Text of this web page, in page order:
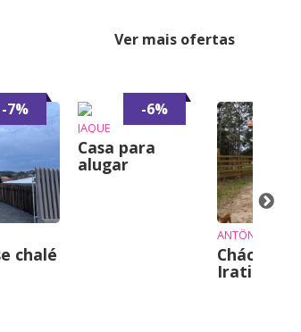
Ver mais ofertas
-7%
chalé
-6%
JAQUE
Casa para
alugar
ANTÔNIO
Chácara em
Irati